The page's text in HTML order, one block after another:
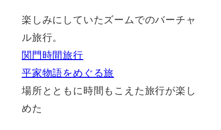
楽しみにしていたズームでのバーチャ
ル旅行。
関門時間旅行
平家物語をめぐる旅
場所とともに時間もこえた旅行が楽し
めた